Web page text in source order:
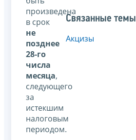
произведена
в срок
не
позднее
28-го
числа
месяца,
следующего
за
истекшим
налоговым
периодом.
Связанные темы
Акцизы